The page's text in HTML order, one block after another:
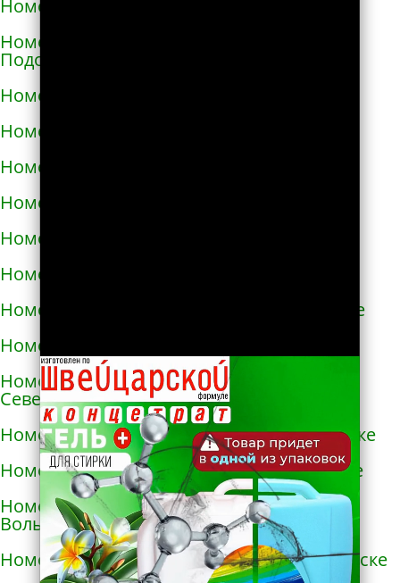
Номера телефонов такси в Мироновке
Номера телефонов такси в Могилёве-
Подольском
Номера телефонов такси в Мукачево
Номера телефонов такси в Надворной
Номера телефонов такси в Нежине
Номера телефонов такси в Немирове
Номера телефонов такси в Нетешине
Номера телефонов такси в Никополе
Номера телефонов такси в Новой Каховке
Номера телефонов такси в Новой Одессе
Номера телефонов такси в Новгороде-
Северском
Номера телефонов такси в Новоалексеевке
Номера телефонов такси в Нововолынске
Номера телефонов такси в Новограде-
Волынском
Номера телефонов такси в Новоднестровске